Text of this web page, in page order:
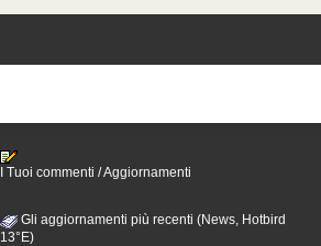
I Tuoi commenti / Aggiornamenti
Gli aggiornamenti più recenti (News, Hotbird
13°E)